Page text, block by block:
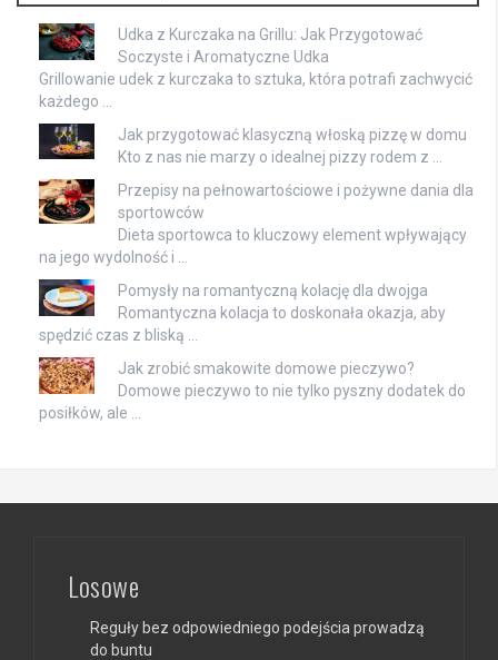
Udka z Kurczaka na Grillu: Jak Przygotować
Soczyste i Aromatyczne Udka
Grillowanie udek z kurczaka to sztuka, która potrafi zachwycić
każdego …
Jak przygotować klasyczną włoską pizzę w domu
Kto z nas nie marzy o idealnej pizzy rodem z …
Przepisy na pełnowartościowe i pożywne dania dla
sportowców
Dieta sportowca to kluczowy element wpływający
na jego wydolność i …
Pomysły na romantyczną kolację dla dwojga
Romantyczna kolacja to doskonała okazja, aby
spędzić czas z bliską …
Jak zrobić smakowite domowe pieczywo?
Domowe pieczywo to nie tylko pyszny dodatek do
posiłków, ale …
Losowe
Reguły bez odpowiedniego podejścia prowadzą
do buntu